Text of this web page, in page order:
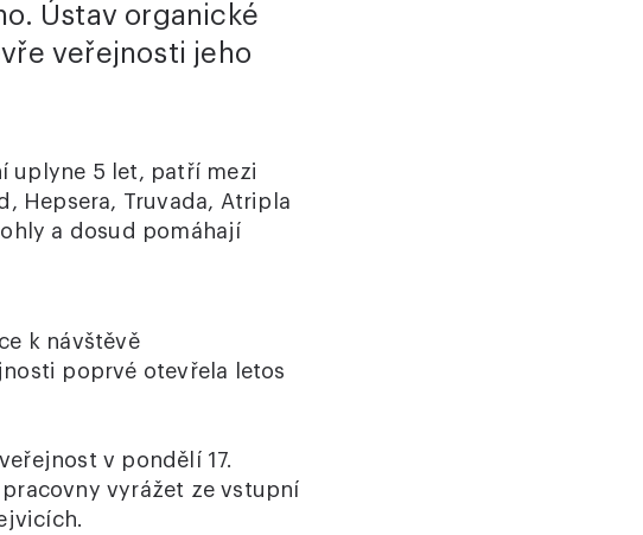
Ústav organické
veřejnosti jeho
uplyne 5 let, patří mezi
Hepsera, Truvada, Atripla
a dosud pomáhají
k návštěvě
poprvé otevřela letos
v pondělí 17.
vyrážet ze vstupní